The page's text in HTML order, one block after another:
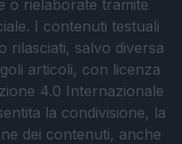
o rielaborate tramite
I contenuti testuali
rilasciati, salvo diversa
articoli, con licenza
4.0 Internazionale
la condivisione, la
dei contenuti, anche